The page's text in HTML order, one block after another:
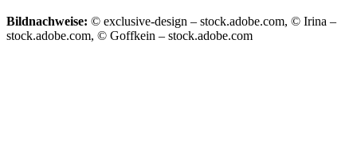
Bildnachweise: © exclusive-design – stock.adobe.com, © Irina –
stock.adobe.com, © Goffkein – stock.adobe.com